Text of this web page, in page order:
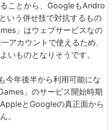
ことから、GoogleもAndro
いう併せ技で対抗するもの
」はウェブサービスなの
アカウントで使えるため、
いものとなりそうです。
今年後半から利用可能にな
」のサービス開始時期
とGoogleの真正面から
。